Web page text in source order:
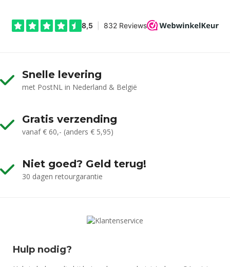
Snelle levering
met PostNL in Nederland & België
Gratis verzending
vanaf € 60,- (anders € 5,95)
Niet goed? Geld terug!
30 dagen retourgarantie
Hulp nodig?